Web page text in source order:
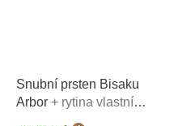
Snubní prsten Bisaku
Arbor + rytina vlastního
textu na oba prsteny*